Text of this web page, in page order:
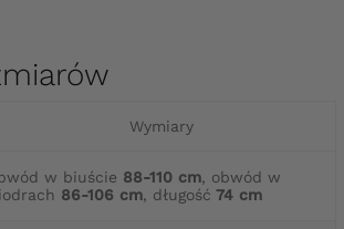
Wymiary
w biuście 88-110 cm, obwód w
86-106 cm, długość 74 cm